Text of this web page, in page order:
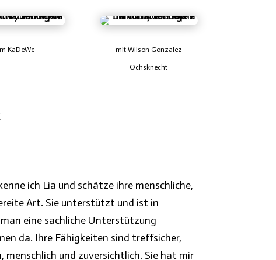
KaDeWe mit Wilson Gonzalez
Ochsknecht
ich Lia und schätze ihre menschliche,
Art. Sie unterstützt und ist in
eine sachliche Unterstützung
da. Ihre Fähigkeiten sind treffsicher,
menschlich und zuversichtlich. Sie hat mir